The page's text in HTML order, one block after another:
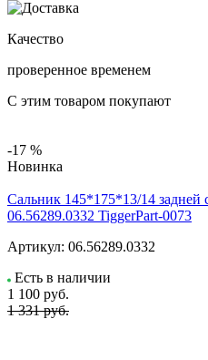
Качество
проверенное временем
С этим товаром покупают
-17 %
Новинка
Сальник 145*175*13/14 задней
06.56289.0332 TiggerPart-0073
Артикул: 06.56289.0332
Есть в наличии
1 100 руб.
1 331 руб.